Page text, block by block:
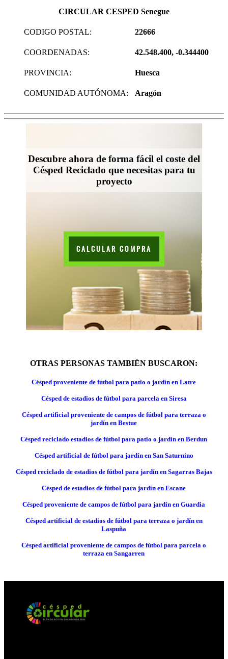
CIRCULAR CESPED Senegue
CODIGO POSTAL: 22666
COORDENADAS: 42.548.400, -0.344400
PROVINCIA: Huesca
COMUNIDAD AUTÓNOMA: Aragón
Descubre ahora de forma fácil el coste del
Césped Reciclado que necesitas para tu
proyecto
CALCULAR COMPRA
OTRAS PERSONAS TAMBIÉN BUSCARON:
Césped proveniente de fútbol para patio o jardín en Latre
Césped de estadios de fútbol para parcela en Siresa
Césped artificial proveniente de campos de fútbol para terraza o
jardín en Bestue
Césped reciclado estadios de fútbol para patio o jardín en Berdun
Césped artificial de fútbol para jardín en San Saturnino
Césped reciclado de estadios de fútbol para jardín en Sagarras Bajas
Césped de estadios de fútbol para jardín en Escane
Césped proveniente de campos de fútbol para jardín en Guardia
Césped artificial de estadios de fútbol para terraza o jardín en
Laspuña
Césped artificial proveniente de campos de fútbol para parcela o
terraza en Sangarren